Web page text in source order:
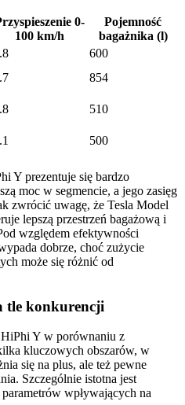
0-
100 km/h
Pojemność
bagażnika (l)
600
854
510
500
Y prezentuje się bardzo
moc w segmencie, a jego zasięg
zwrócić uwagę, że Tesla Model
lepszą przestrzeń bagażową i
względem efektywności
dobrze, choć zużycie
może się różnić od
tle konkurencji
HiPhi Y w porównaniu z
kluczowych obszarów, w
się na plus, ale też pewne
Szczególnie istotna jest
wpływających na